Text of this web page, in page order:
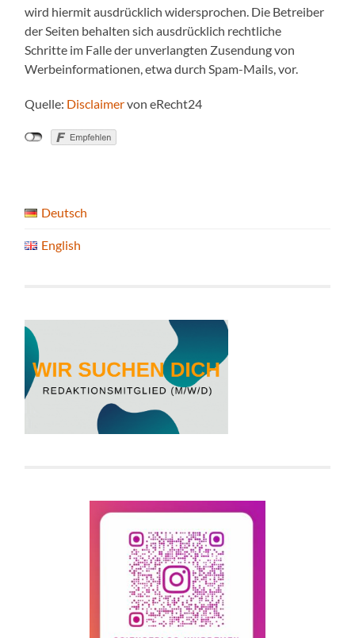
wird hiermit ausdrücklich widersprochen. Die Betreiber
der Seiten behalten sich ausdrücklich rechtliche
Schritte im Falle der unverlangten Zusendung von
Werbeinformationen, etwa durch Spam-Mails, vor.
Quelle: Disclaimervon eRecht24
Deutsch
English